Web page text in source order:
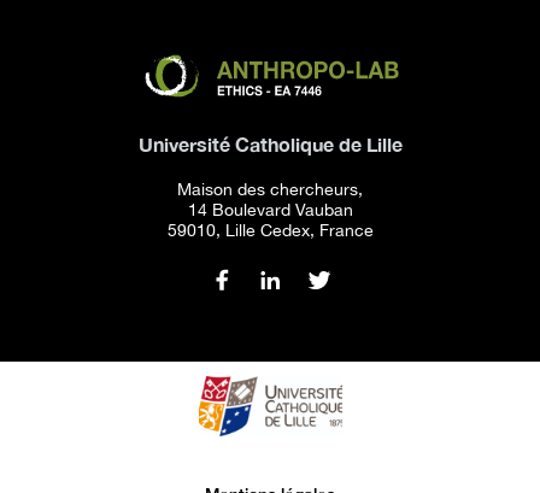
Université Catholique de Lille
Maison des chercheurs,
14 Boulevard Vauban
59010, Lille Cedex, France